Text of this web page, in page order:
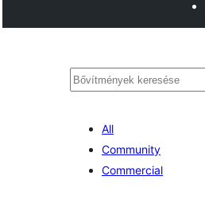
Keresés
All
Community
Commercial